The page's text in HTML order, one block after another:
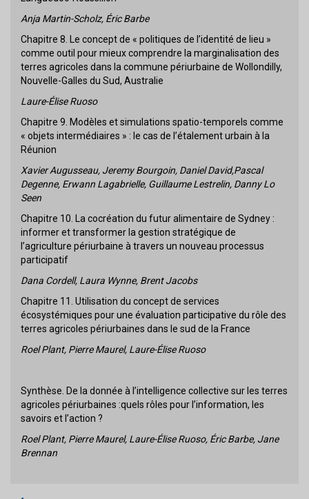
Anja Martin-Scholz, Éric Barbe
Chapitre 8. Le concept de « politiques de l’identité de lieu »
comme outil pour mieux comprendre la marginalisation des
terres agricoles dans la commune périurbaine de Wollondilly,
Nouvelle-Galles du Sud, Australie
Laure-Élise Ruoso
Chapitre 9. Modèles et simulations spatio-temporels comme
« objets intermédiaires » : le cas de l’étalement urbain à la
Réunion
Xavier Augusseau, Jeremy Bourgoin, Daniel David,Pascal
Degenne, Erwann Lagabrielle, Guillaume Lestrelin, Danny Lo
Seen
Chapitre 10. La cocréation du futur alimentaire de Sydney :
informer et transformer la gestion stratégique de
l’agriculture périurbaine à travers un nouveau processus
participatif
Dana Cordell, Laura Wynne, Brent Jacobs
Chapitre 11. Utilisation du concept de services
écosystémiques pour une évaluation participative du rôle des
terres agricoles périurbaines dans le sud de la France
Roel Plant, Pierre Maurel, Laure-Élise Ruoso
Synthèse. De la donnée à l’intelligence collective sur les terres
agricoles périurbaines :quels rôles pour l’information, les
savoirs et l’action ?
Roel Plant, Pierre Maurel, Laure-Élise Ruoso, Éric Barbe, Jane
Brennan